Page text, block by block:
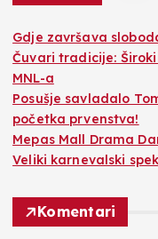
Gdje završava
Čuvari tradicije:
MNL-a
Posušje savladalo
početka prvenstva!
Mepas Mall Drama
Veliki karnevalski
Komentari